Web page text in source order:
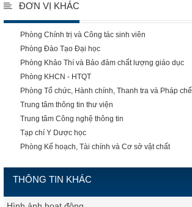
ĐƠN VỊ KHÁC
Phòng Chính trị và Công tác sinh viên
Phòng Đào Tạo Đại học
Phòng Khảo Thí và Bảo đảm chất lượng giáo dục
Phòng KHCN - HTQT
Phòng Tổ chức, Hành chính, Thanh tra và Pháp chế
Trung tâm thông tin thư viện
Trung tâm Công nghệ thông tin
Tạp chí Y Dược học
Phòng Kế hoạch, Tài chính và Cơ sở vật chất
THÔNG TIN KHÁC